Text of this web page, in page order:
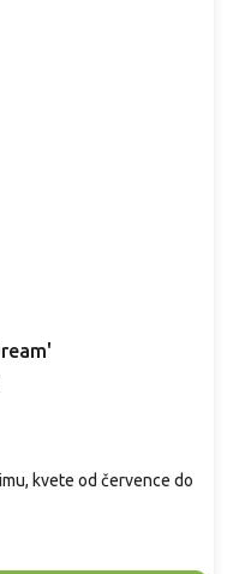
kvete od července do